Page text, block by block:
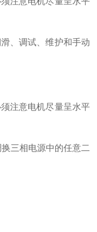
、调试、维护和手动
注意电机尽量呈水平
三相电源中的任意二